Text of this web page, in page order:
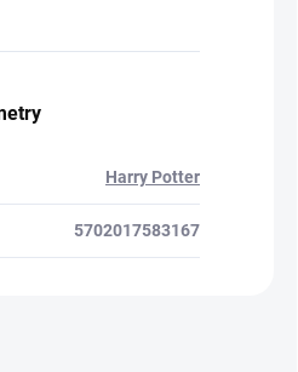
Harry Potter
5702017583167